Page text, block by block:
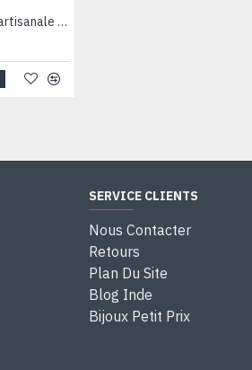
Bague indienne artisanale en métal - Bijoux fantaisie
SERVICE CLIENTS
Nous Contacter
Retours
Plan Du Site
Blog Inde
Bijoux Petit Prix